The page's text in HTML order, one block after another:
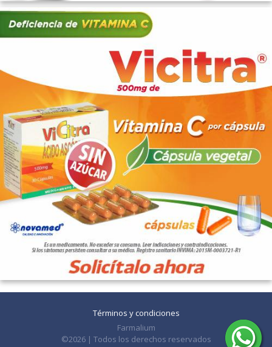
Términos y condiciones
Farmalium
©2026 | Todos los derechos reservados